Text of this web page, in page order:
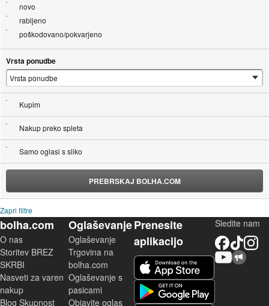
novo
rabljeno
poškodovano/pokvarjeno
Vrsta ponudbe
Kupim
Nakup preko spleta
Samo oglasi s sliko
PREBRSKAJ BOLHA.COM
Zapri filtre
bolha.com
O nas
Storitev BREZ
SKRBI
Nasveti za varen
nakup
Blog Skupnost
Oglaševanje
Oglaševanje
Trgovina na
bolha.com
Oglaševanje s
pasicami
Objavite oglas
Prenesite
aplikacijo
Sledite nam